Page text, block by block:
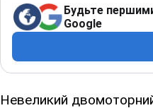
Будьте
Google
Невеликий